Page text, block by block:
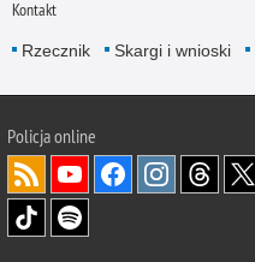
Kontakt
Rzecznik Skargi i wnioski
Policjaonline